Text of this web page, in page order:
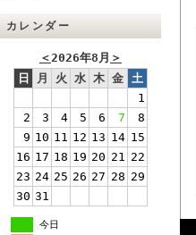
カレンダー
＜2026年8月 ＞
日
月 火 水 木 金 土
1
2
3 4 5 6 7
8
9 10 11 12 13 14 15
16 17 18 19 20 21 22
23 24 25 26 27 28 29
30 31
今日